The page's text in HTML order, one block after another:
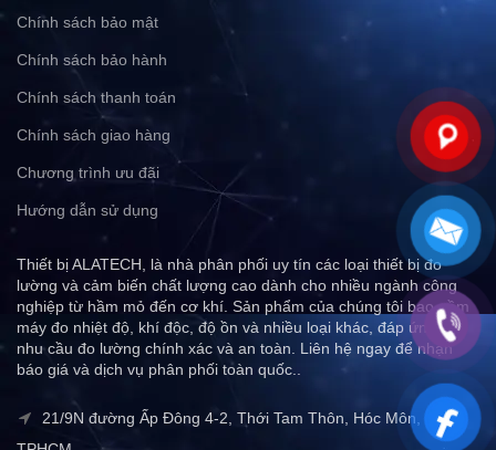
Chính sách bảo mật
Chính sách bảo hành
Chính sách thanh toán
Chính sách giao hàng
Chương trình ưu đãi
Hướng dẫn sử dụng
Thiết bị ALATECH, là nhà phân phối uy tín các loại thiết bị đo
lường và cảm biến chất lượng cao dành cho nhiều ngành công
nghiệp từ hầm mỏ đến cơ khí. Sản phẩm của chúng tôi bao gồm
máy đo nhiệt độ, khí độc, độ ồn và nhiều loại khác, đáp ứng mọi
nhu cầu đo lường chính xác và an toàn. Liên hệ ngay để nhận
báo giá và dịch vụ phân phối toàn quốc..
21/9N đường Ấp Đông 4-2, Thới Tam Thôn, Hóc Môn,